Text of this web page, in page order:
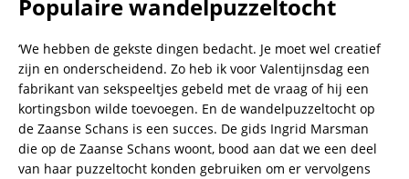
Populaire wandelpuzzeltocht
‘We hebben de gekste dingen bedacht. Je moet wel creatief
zijn en onderscheidend. Zo heb ik voor Valentijnsdag een
fabrikant van sekspeeltjes gebeld met de vraag of hij een
kortingsbon wilde toevoegen. En de wandelpuzzeltocht op
de Zaanse Schans is een succes. De gids Ingrid Marsman
die op de Zaanse Schans woont, bood aan dat we een deel
van haar puzzeltocht konden gebruiken om er vervolgens